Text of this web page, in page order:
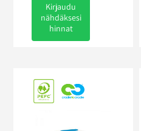
Kirjaudu
nähdäksesi
hinnat